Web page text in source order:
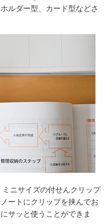
ルダー型、カード型などさ
ミニサイズの付せんクリップ
ートにクリップを挟んでお
サッと使うことができま